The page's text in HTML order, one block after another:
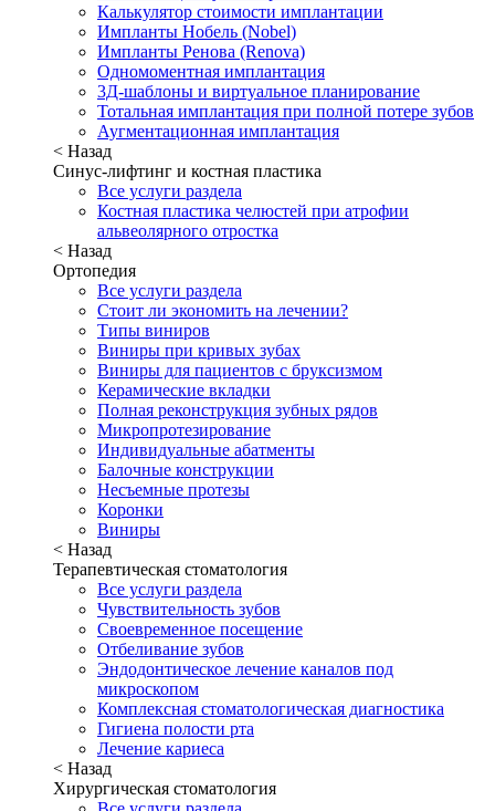
Калькулятор стоимости имплантации
Импланты Нобель (Nobel)
Импланты Ренова (Renova)
Одномоментная имплантация
3Д-шаблоны и виртуальное планирование
Тотальная имплантация при полной потере зубов
Аугментационная имплантация
< Назад
Синус-лифтинг и костная пластика
Все услуги раздела
Костная пластика челюстей при атрофии
альвеолярного отростка
< Назад
Ортопедия
Все услуги раздела
Стоит ли экономить на лечении?
Типы виниров
Виниры при кривых зубах
Виниры для пациентов с бруксизмом
Керамические вкладки
Полная реконструкция зубных рядов
Микропротезирование
Индивидуальные абатменты
Балочные конструкции
Несъемные протезы
Коронки
Виниры
< Назад
Терапевтическая стоматология
Все услуги раздела
Чувствительность зубов
Своевременное посещение
Отбеливание зубов
Эндодонтическое лечение каналов под
микроскопом
Комплексная стоматологическая диагностика
Гигиена полости рта
Лечение кариеса
< Назад
Хирургическая стоматология